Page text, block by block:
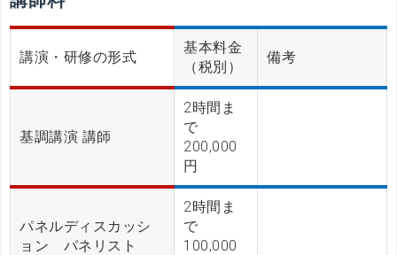
講演・研修の形式
基本料金
（税別）
備考
基調講演 講師
2時間ま
で
200,000
円
パネルディスカッシ
ョン パネリスト
2時間ま
で
100,000